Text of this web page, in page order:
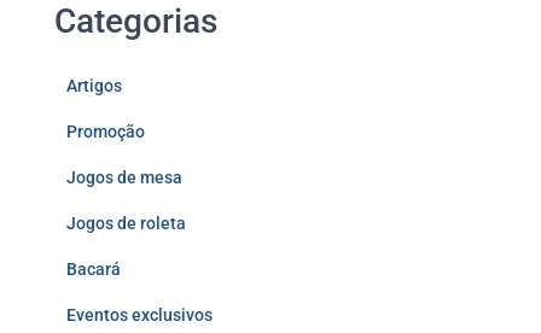
Categorias
Artigos
Promoção
Jogos de mesa
Jogos de roleta
Bacará
Eventos exclusivos